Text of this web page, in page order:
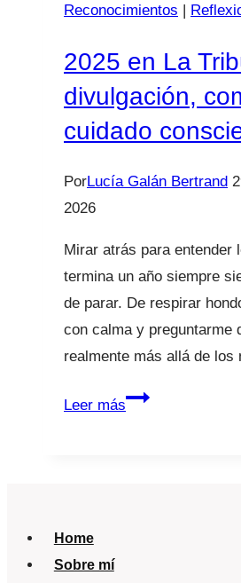
reconocimiento
es
de
todas
familias
Reconocimientos |
2025 en La
divulgación,
cuidado
PorLucía Galán Bertrand
2026
Mirar atrás para entender
termina un año siempre
de parar. De respirar
con calma y preguntarme
realmente más allá de
Leer más2025
Home
Sobre mí